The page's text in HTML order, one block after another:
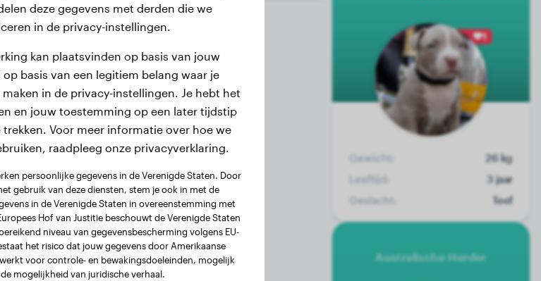
1
Gewicht:
26 kg
Leeftijd:
3 jaar
Geslacht:
Teef
Australische Herder
deze gegevens met derden die we
in de privacy-instellingen.
kan plaatsvinden op basis van jouw
basis van een legitiem belang waar je
in de privacy-instellingen. Je hebt het
en jouw toestemming op een later tijdstip
Voor meer informatie over hoe we
raadpleeg onze privacyverklaring.
persoonlijke gegevens in de Verenigde Staten. Door
gebruik van deze diensten, stem je ook in met de
in de Verenigde Staten in overeenstemming met
Hof van Justitie beschouwt de Verenigde Staten
niveau van gegevensbescherming volgens EU-
het risico dat jouw gegevens door Amerikaanse
voor controle- en bewakingsdoeleinden, mogelijk
mogelijkheid van juridische verhaal.